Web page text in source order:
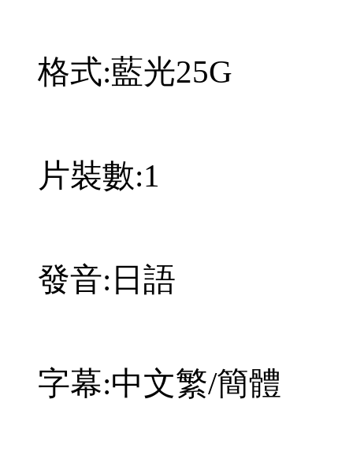
格式:藍光25G
片裝數:1
發音:日語
字幕:中文繁/簡體